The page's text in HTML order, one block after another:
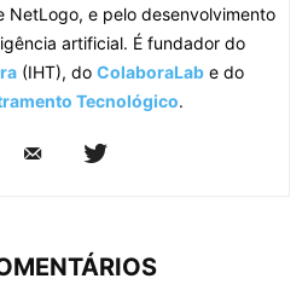
NetLogo, e pelo desenvolvimento
artificial. É fundador do
(IHT), do ColaboraLabe do
Tecnológico.